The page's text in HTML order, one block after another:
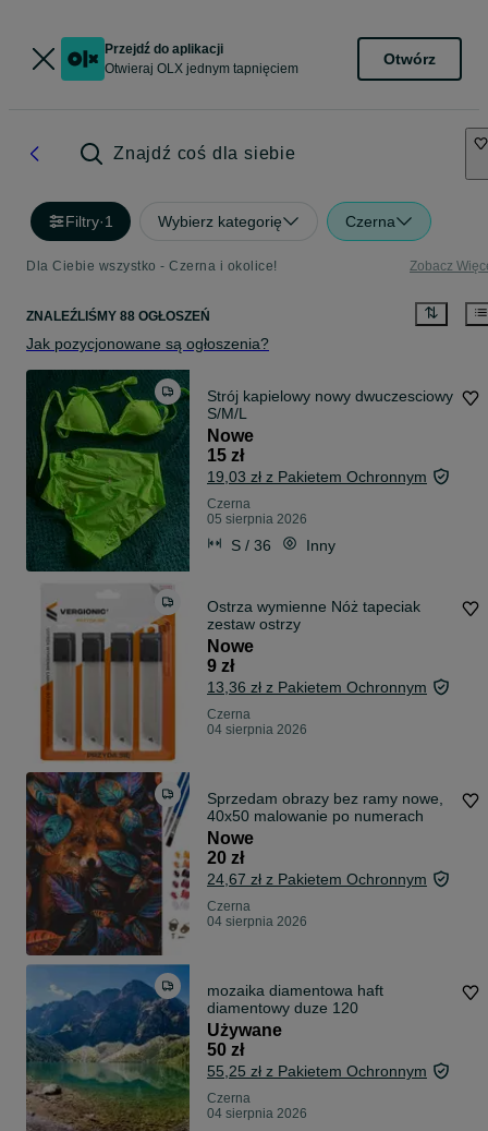
Przejdź do aplikacji
Otwieraj OLX jednym tapnięciem
Otwórz
Znajdź coś dla siebie
Filtry·1 Wybierz kategorię Czerna
Dla Ciebie wszystko - Czerna i okolice! Zobacz
ZNALEŹLIŚMY 88 OGŁOSZEŃ
Jak pozycjonowane są ogłoszenia?
Strój kapielowy nowy dwuczesciowy
S/M/L
Nowe
15 zł
19,03 zł z Pakietem Ochronnym
Czerna
05 sierpnia 2026
S / 36 Inny
Ostrza wymienne Nóż tapeciak
zestaw ostrzy
Nowe
9 zł
13,36 zł z Pakietem Ochronnym
Czerna
04 sierpnia 2026
Sprzedam obrazy bez ramy nowe,
40x50 malowanie po numerach
Nowe
20 zł
24,67 zł z Pakietem Ochronnym
Czerna
04 sierpnia 2026
mozaika diamentowa haft
diamentowy duze 120
Używane
50 zł
55,25 zł z Pakietem Ochronnym
Czerna
04 sierpnia 2026